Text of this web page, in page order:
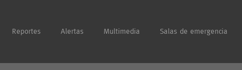
Reportes Alertas Multimedia Salas de emergencia